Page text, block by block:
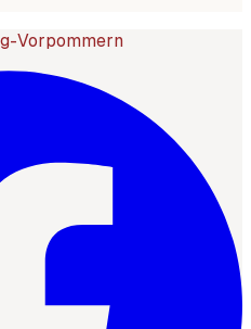
Vorpommern